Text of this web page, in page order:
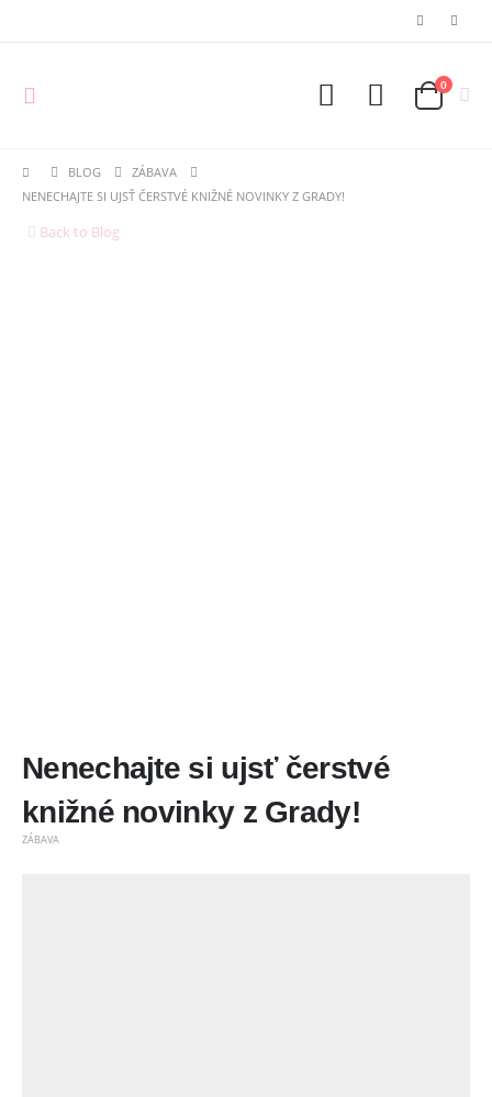
0
BLOG
ZÁBAVA
NENECHAJTE SI UJSŤ ČERSTVÉ KNIŽNÉ NOVINKY Z GRADY!
Back to Blog
Nenechajte si ujsť čerstvé
knižné novinky z Grady!
ZÁBAVA